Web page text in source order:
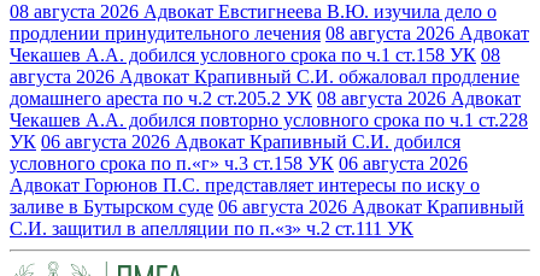
08 августа 2026 Адвокат Евстигнеева В.Ю. изучила дело о
продлении принудительного лечения 08 августа 2026 Адвокат
Чекашев А.А. добился условного срока по ч.1 ст.158 УК 08
августа 2026 Адвокат Крапивный С.И. обжаловал продление
домашнего ареста по ч.2 ст.205.2 УК 08 августа 2026 Адвокат
Чекашев А.А. добился повторно условного срока по ч.1 ст.228
УК 06 августа 2026 Адвокат Крапивный С.И. добился
условного срока по п.«г» ч.3 ст.158 УК 06 августа 2026
Адвокат Горюнов П.С. представляет интересы по иску о
заливе в Бутырском суде 06 августа 2026 Адвокат Крапивный
С.И. защитил в апелляции по п.«з» ч.2 ст.111 УК